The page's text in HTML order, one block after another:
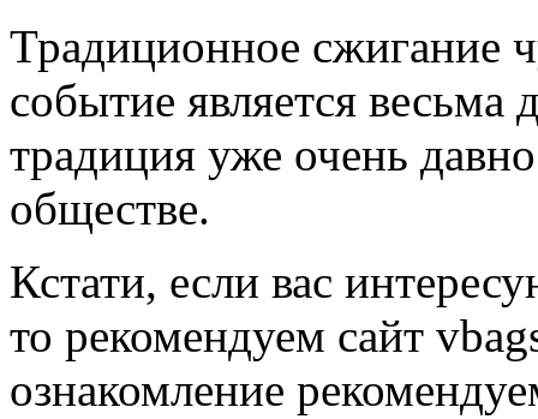
Традиционное сжигание
событие является
традиция уже очень
обществе.
Кстати, если вас
то рекомендуем сайт
ознакомление